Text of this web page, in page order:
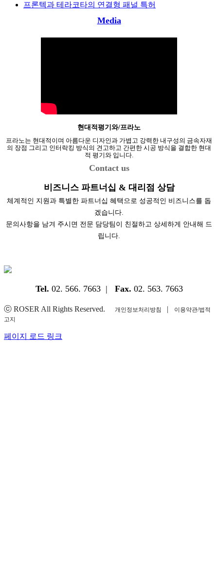
프론텍과 테라코타의 연결형 패널 특허
Media
현대적평기와/프라노
프라노는 현대적이며 아름다운 디자인과 가볍고 강력한 내구성의 금속자재
의 장점 그리고 인터락킹 방식의 견고하고 간편한 시공 방식을 결합한 현대
적 평기와 입니다.
Contact us
비즈니스 파트너십 & 대리점 상담
체계적인 지원과 특별한 파트너십 혜택으로 성공적인 비즈니스를 돕
겠습니다.
문의사항을 남겨 주시면 전문 담당팀이 친절하고 상세하게 안내해 드
립니다.
Tel. 02. 566. 7663 | Fax. 02. 563. 7663
ⓒ ROSER All Rights Reserved. 개인정보처리방침 |
이용약관/법적
고지
YouTube
Instagram
Facebook
Blogger
페이지 로드 링크